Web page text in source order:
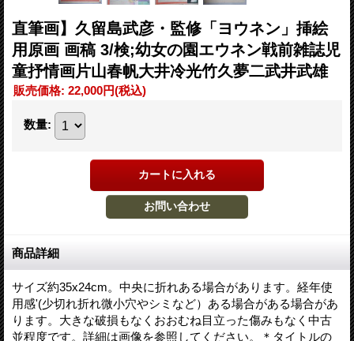
直筆画】久留島武彦・監修「ヨウネン」挿絵
用原画 画稿 3/検;幼女の園エウネン戦前雑誌児
童抒情画片山春帆大井冷光竹久夢二武井武雄
販売価格: 22,000円(税込)
数量:
商品詳細
サイズ約35x24cm。中央に折れある場合があります。経年使
用感'(少切れ折れ微小穴やシミなど）ある場合がある場合があ
ります。大きな破損もなくおおむね目立った傷みもなく中古
並程度です。詳細は画像を参照してください。＊タイトルの